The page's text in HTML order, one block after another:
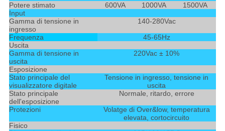
Potere stimato
600VA 1000VA
1500VA
Input
Gamma di tensione in
ingresso
140-280Vac
Frequenza
45-65Hz
Uscita
Gamma di tensione in
uscita
220Vac ± 10%
Esposizione
Stato principale del
visualizzatore digitale
Tensione in ingresso, tensione in
uscita
Stato principale
dell'esposizione
Normale, ritardo, errore
Protezioni
Volatge di Over&low, temperatura
elevata, cortocircuito
Fisico